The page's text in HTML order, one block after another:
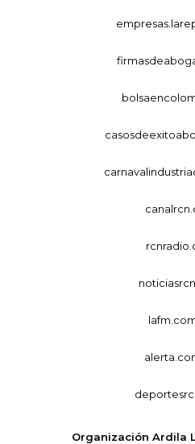
Organización Ardila